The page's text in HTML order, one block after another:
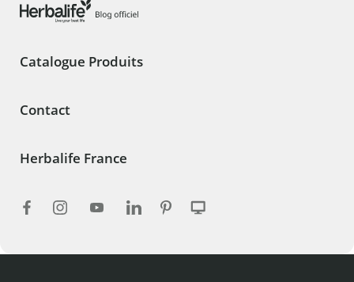
Catalogue Produits
Contact
Herbalife France